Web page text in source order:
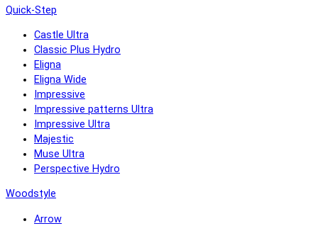
Quick-Step
Castle Ultra
Classic Plus Hydro
Eligna
Eligna Wide
Impressive
Impressive patterns Ultra
Impressive Ultra
Majestic
Muse Ultra
Perspective Hydro
Woodstyle
Arrow